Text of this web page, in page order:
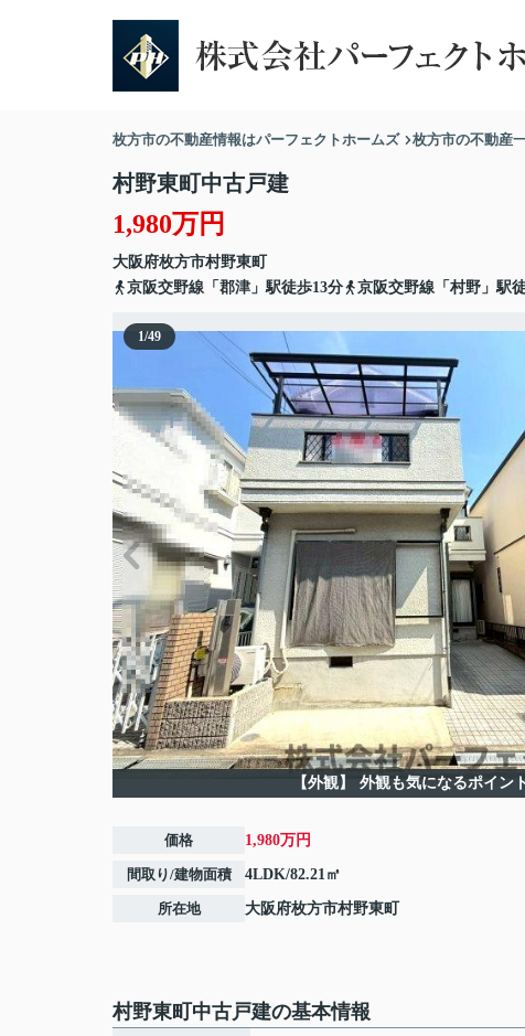
枚方市の不動産情報はパーフェクトホームズ 枚方市の不動産
村野東町中古戸建
1,980万円
大阪府枚方市村野東町
京阪交野線「郡津」駅徒歩13分
京阪交野線「村野」駅
1/49
【外観】 外観も気になるポイン
価格 1,980万円
間取り/建物面積 4LDK/82.21㎡
所在地 大阪府枚方市村野東町
村野東町中古戸建の基本情報